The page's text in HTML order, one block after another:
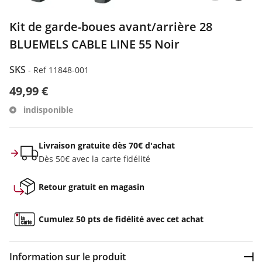
Kit de garde-boues avant/arrière 28
BLUEMELS CABLE LINE 55 Noir
SKS - Ref 11848-001
49,99 €
indisponible
Livraison gratuite dès 70€ d'achat
Dès 50€ avec la carte fidélité
Retour gratuit en magasin
Cumulez 50 pts de fidélité avec cet achat
Information sur le produit